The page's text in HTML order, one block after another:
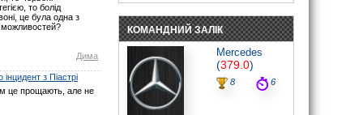
то болід
це була одна з
Дима
з Піастрі
це прощають, але не
07.06.26 19:30
noteyu: Мабуть Ви не туди глянули? У
Монако початок о 16:00 за Києвом.
Нічого не змінювалось.
07.06.26 17:21
maxizh: І знову у вас помилки з
часом початку гонки. По вашим
помилкам люди пропускають гонку.
КОМАНДНИЙ ЗАЛІК
Mercedes
(379.0)
8 6